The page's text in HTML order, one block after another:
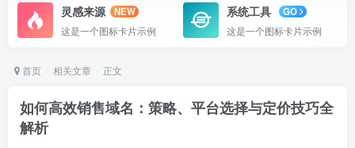
灵感来源
NEW
这是一个图标卡片示例
系统工具
GO
这是一个图标卡片示例
首页 相关文章 正文
如何高效销售域名：策略、平台选择与定价技巧全
解析